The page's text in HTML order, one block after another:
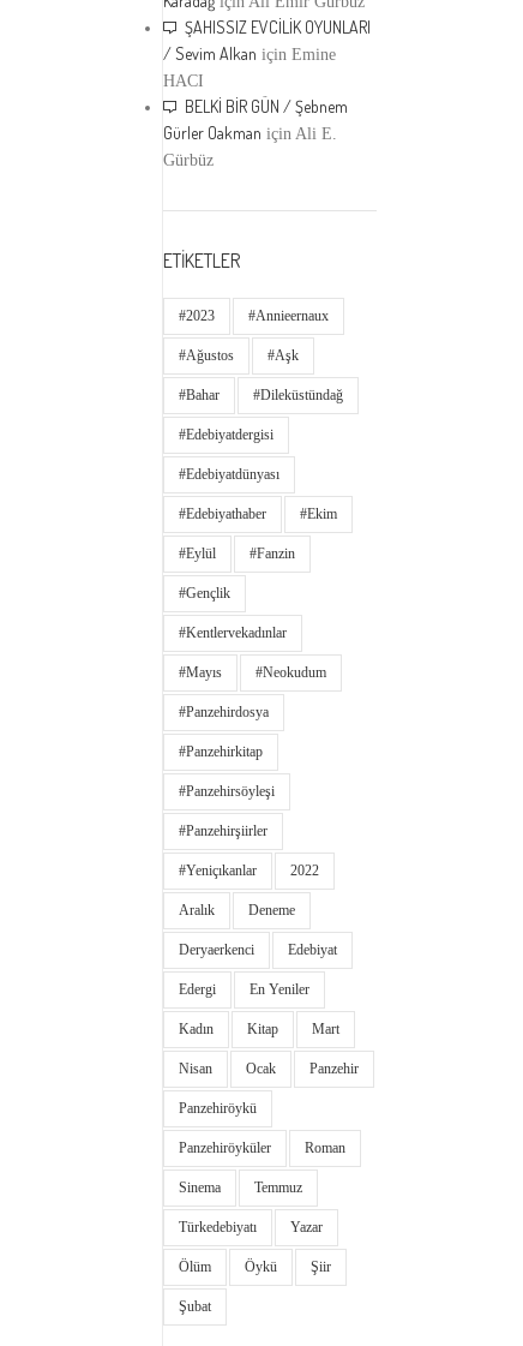
ŞAHISSIZ EVCİLİK OYUNLARI
/ Sevim Alkan içinEmine
HACI
BELKİ BİR GÜN / Şebnem
Gürler Oakman içinAli E.
Gürbüz
ETİKETLER
#2023 #annieernaux
#ağustos #aşk
#bahar #dileküstündağ
#edebiyatdergisi
#edebiyatdünyası
#edebiyathaber #ekim
#eylül #fanzin
#gençlik
#kentlervekadınlar
#Mayıs #neokudum
#panzehirdosya
#panzehirkitap
#panzehirsöyleşi
#panzehirşiirler
#yeniçıkanlar 2022
Aralık Deneme
Deryaerkenci Edebiyat
Edergi En Yeniler
Kadın Kitap Mart
Nisan Ocak Panzehir
Panzehiröykü
Panzehiröyküler Roman
Sinema Temmuz
Türkedebiyatı Yazar
Ölüm Öykü Şiir
Şubat